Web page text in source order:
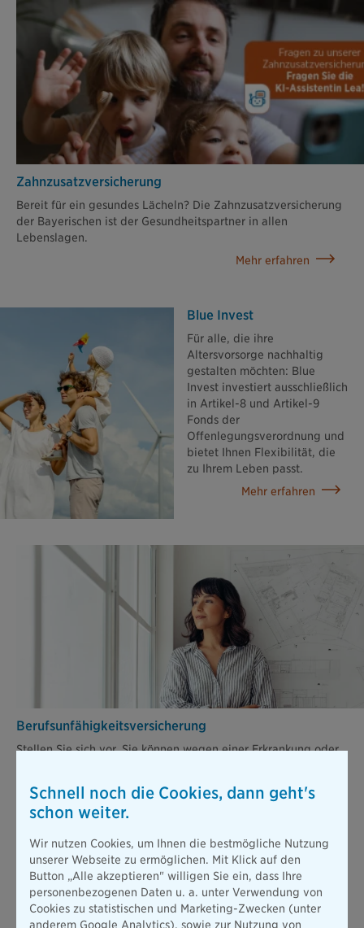
Alle Produkte
Zahn­zusatz­versicherung
Bereit für ein gesundes Lächeln? Die Zahnzusatzversicherung
der Bayerischen ist der Gesundheitspartner in allen
Lebenslagen.
Mehr erfahren
Blue Invest
Für alle, die ihre
Altersvorsorge nachhaltig
gestalten möchten: Blue
Invest investiert ausschließlich
in Artikel-8 und Artikel-9
Fonds der
Offenlegungsverordnung und
bietet Ihnen Flexibilität, die
zu Ihrem Leben passt.
Mehr erfahren
Berufsunfähigkeits­versicherung
Stellen Sie sich vor, Sie können wegen einer Erkrankung oder
Lebensstandard zu halten.
Schnell noch die Cookies, dann geht's
schon weiter.
Wir nutzen Cookies, um Ihnen die bestmögliche Nutzung
unserer Webseite zu ermöglichen. Mit Klick auf den
Button „Alle akzeptieren" willigen Sie ein, dass Ihre
personenbezogenen Daten u. a. unter Verwendung von
Cookies zu statistischen und Marketing-Zwecken (unter
anderem Google Analytics), sowie zur Nutzung von